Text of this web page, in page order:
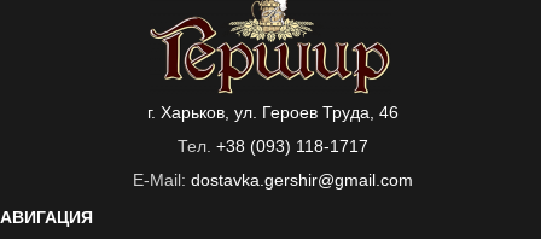
г. Харьков, ул. Героев Труда, 46
Тел. +38 (093) 118-1717
E-Mail: dostavka.gershir@gmail.com